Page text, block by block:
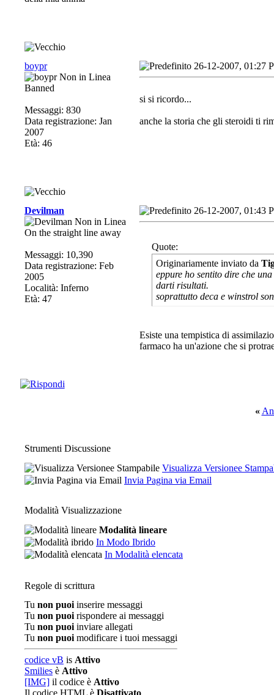
boypr
Banned
Messaggi: 830
Data registrazione: Jan
2007
Età: 46
26-12-2007, 01:27
si si ricordo...
anche la storia che gli steroidi ti
Devilman
On the straight line away
Messaggi: 10,390
Data registrazione: Feb
2005
Località: Inferno
Età: 47
26-12-2007, 01:43
Quote:
Originariamente inviato da
eppure ho sentito dire che
darti risultati.
soprattutto deca e winstrol
Esiste una tempistica di
farmaco ha un'azione che si
«
Strumenti Discussione
Visualizza Versionee
Invia Pagina via Email
Modalità Visualizzazione
Modalità lineare
In Modo Ibrido
In Modalità elencata
Regole di scrittura
Tu non puoi inserire messaggi
Tu non puoi rispondere ai messaggi
Tu non puoi inviare allegati
Tu non puoi modificare i tuoi messaggi
codice vB is Attivo
Smilies è Attivo
[IMG] il codice è Attivo
Il codice HTML è Disattivato